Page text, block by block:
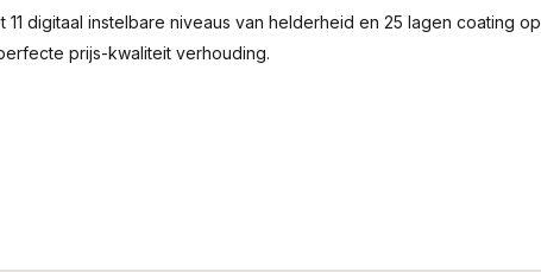
11 digitaal instelbare niveaus van helderheid en 25 lagen coating op
prijs-kwaliteit verhouding.